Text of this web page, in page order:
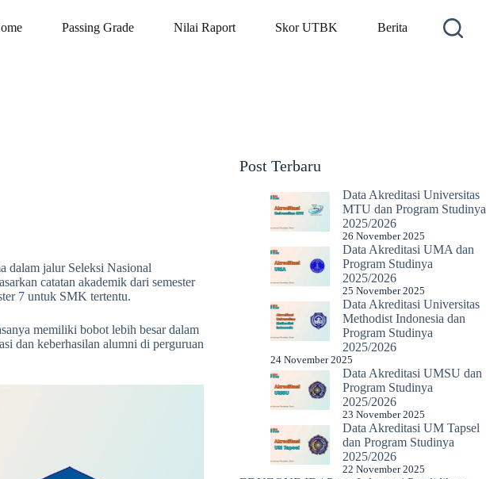
Passing Grade Nilai Raport Skor UTBK Berita
dalam jalur Seleksi Nasional
catatan akademik dari semester
7 untuk SMK tertentu.
memiliki bobot lebih besar dalam
dan keberhasilan alumni di perguruan
Post Terbaru
Data Akreditasi Universitas
MTU dan Program Studinya
2025/2026
26 November 2025
Data Akreditasi UMA dan
Program Studinya
2025/2026
25 November 2025
Data Akreditasi Universitas
Methodist Indonesia dan
Program Studinya
2025/2026
24 November 2025
Data Akreditasi UMSU dan
Program Studinya
2025/2026
23 November 2025
Data Akreditasi UM Tapsel
dan Program Studinya
2025/2026
22 November 2025